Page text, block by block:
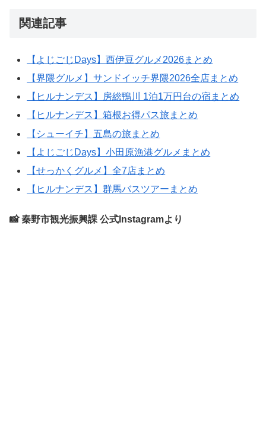
関連記事
【よじごじDays】西伊豆グルメ2026まとめ
【界隈グルメ】サンドイッチ界隈2026全店まとめ
【ヒルナンデス】房総鴨川 1泊1万円台の宿まとめ
【ヒルナンデス】箱根お得パス旅まとめ
【シューイチ】五島の旅まとめ
【よじごじDays】小田原漁港グルメまとめ
【せっかくグルメ】全7店まとめ
【ヒルナンデス】群馬バスツアーまとめ
📸 秦野市観光振興課 公式Instagramより